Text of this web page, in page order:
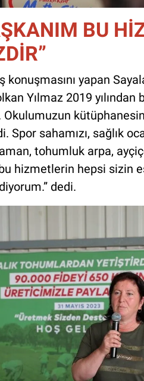
BU
konuşmasını yapan
Yılmaz 2019
Okulumuzun
Spor sahamızı, sağlık
tohumluk arpa,
hizmetlerin hepsi sizin
dedi.